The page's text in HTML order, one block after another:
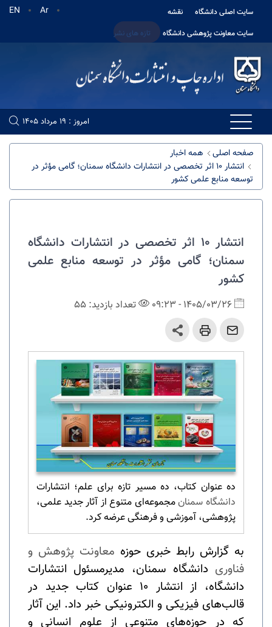
سایت اصلی دانشگاه
نقشه
سایت معاونت پژوهشی دانشگاه
تازه های نشر
EN Ar
امروز : 19 مرداد 1405
صفحه اصلی
همه اخبار
انتشار ۱۰ اثر تخصصی در انتشارات دانشگاه سمنان؛ گامی مؤثر در
توسعه منابع علمی کشور
انتشار ۱۰ اثر تخصصی در انتشارات دانشگاه
سمنان؛ گامی مؤثر در توسعه منابع علمی
کشور
1405/03/26 - 09:23 تعداد بازدید: 55
ده عنوان کتاب، ده مسیر تازه برای علم؛ انتشارات
دانشگاه سمنانمجموعه‌ای متنوع از آثار جدید علمی،
پژوهشی، آموزشی و فرهنگی عرضه کرد.
به گزارش رابط خبری حوزه معاونت پژوهش و
فناوری دانشگاه سمنان، مدیرمسئول انتشارات
دانشگاه، از انتشار ۱۰ عنوان کتاب جدید در
قالب‌های فیزیکی و الکترونیکی خبر داد. این آثار
که در حوزه‌های متنوعی از علوم انسانی و